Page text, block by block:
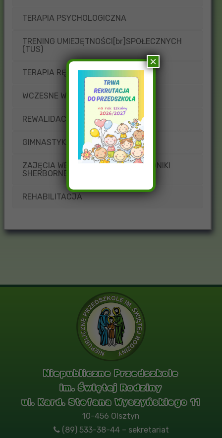
TERAPIA PSYCHOLOGICZNA
TRENING UMIEJĘTNOŚCI[br]SPOŁECZNYCH
(TUS)
TERAPIA RĘKI
WCZESNE WSPOMAGANIE ROZWOJU
REWALIDACJA
GIMNASTYKA KOREKCYJNA
ZAJĘCIA WEDŁUG METODY[br]WERONIKI
SHERBORNE
REHABILITACJA
Niepubliczne Przedszkole
im. Świętej Rodziny
ul. Kard. Stefana Wyszyńskiego 11
10-456 Olsztyn
(89) 533-38-44 – sekretariat
×